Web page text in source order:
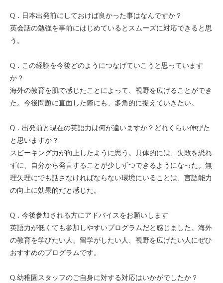
Q．日本出発前にしておけば良かった事はなんですか？
英会話の勉強を事前にはじめているとスムーズに対応できると思
う。
Q．この経験を今後どのようにつなげていこうと思っています
か？
海外の教育を肌で感じたことによって、視野を広げることができ
た。今後問題に直面した際にも、多角的に捉えていきたい。
Q．出発前と現在の英語力は何が違いますか？どれくらい伸びた
と思いますか？
スピーキング力が向上したように思う。具体的には、失敗を恐れ
ずに、自分から発言することが少しずつできるようになった。無
理矢理にでも話さなければならない環境にいることは、言語能力
の向上に効果的だと感じた。
Q．今後参加される方にアドバイスをお願いします
英語力が低くても参加しやすいプログラムだと感じました。海外
の教育を学びたい人、留学がしたい人、視野を広げたい人にぜひ
おすすめのプログラムです。
Q.幼稚園スタッフのご自身に対する対応はいかがでしたか？